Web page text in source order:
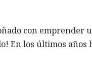
con emprender
En los últimos